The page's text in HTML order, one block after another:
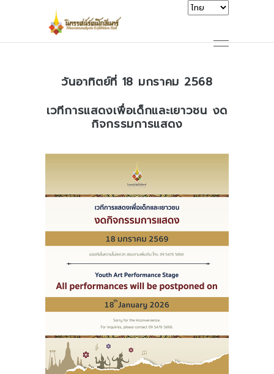
วันอาทิตย์ที่ 18 มกราคม 2568
เวทีการแสดงเพื่อเด็กและเยาวชน งด
กิจกรรมการแสดง